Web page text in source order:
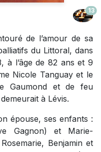
13
de l’amour de sa
du Littoral, dans
à l’âge de 82 ans et 9
Nicole Tanguay et le
Gaumond et de feu
à Lévis.
épouse, ses enfants :
Gagnon) et Marie-
Benjamin et